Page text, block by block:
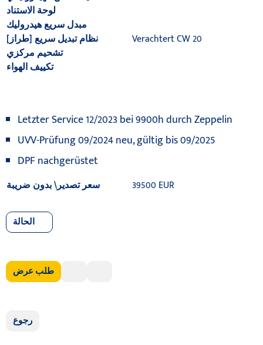
لوحة الاستناد
مبدل سريع هيدروليك
نظام تبديل سريع [طراز]
Verachtert CW 20
تشحيم مركزي
تكييف الهواء
Letzter Service 12/2023 bei 9900h durch Zeppelin
UVV-Prüfung 09/2024 neu, gültig bis 09/2025
DPF nachgerüstet
سعر تصدير\ بدون ضريبة 39500 EUR
الحالة
طلب عرض
رجوع